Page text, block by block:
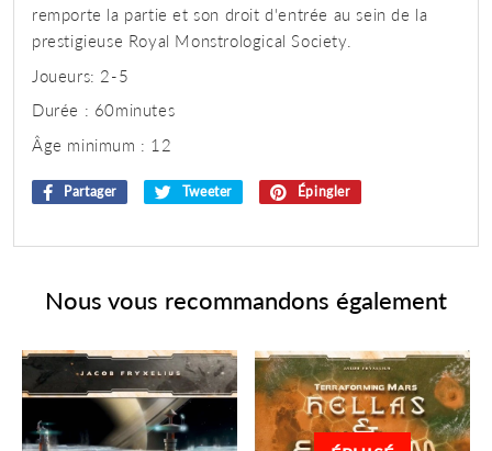
remporte la partie et son droit d'entrée au sein de la
prestigieuse Royal Monstrological Society.
Joueurs: 2-5
Durée : 60minutes
Âge minimum : 12
Partager
Partager
Tweeter
Tweeter
Épingler
Nous vous recommandons également